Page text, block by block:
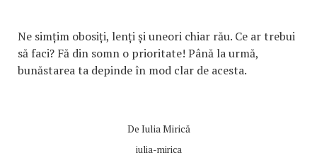
Ne simțim obosiți, lenți și uneori chiar rău. Ce ar trebui
să faci? Fă din somn o prioritate! Până la urmă,
bunăstarea ta depinde în mod clar de acesta.
De Iulia Mirică
iulia-mirica